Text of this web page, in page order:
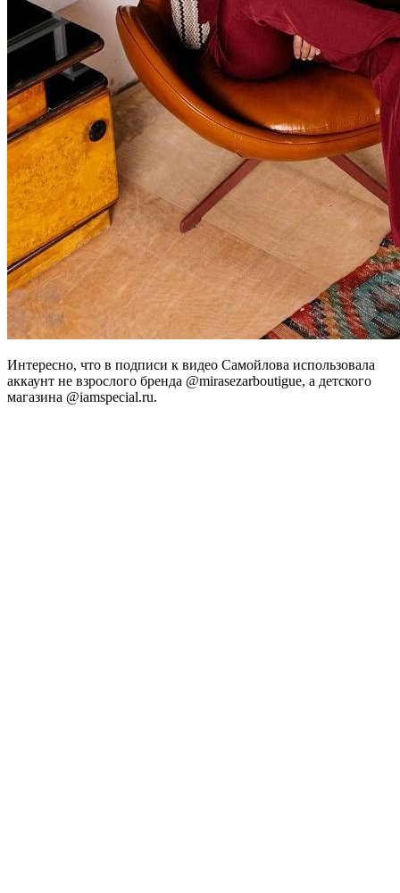
Интересно, что в подписи к видео Самойлова использовала
аккаунт не взрослого бренда @mirasezarboutigue, а детского
магазина @iamspecial.ru.